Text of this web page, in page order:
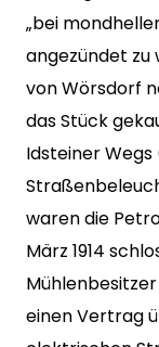
„bei
angezündet zu
von Wörsdorf
das Stück
Idsteiner
waren die
März 1914
einen Vertrag